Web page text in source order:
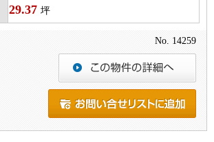
29.37 坪
No. 14259